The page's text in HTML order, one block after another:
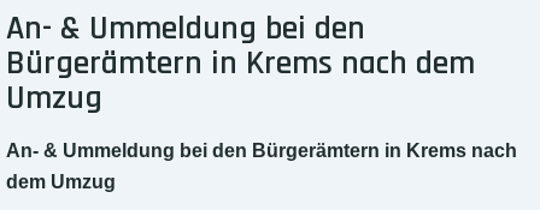
An- & Ummeldung bei den
Bürgerämtern in Krems nach dem
Umzug
An- & Ummeldung bei den Bürgerämtern in Krems nach
dem Umzug